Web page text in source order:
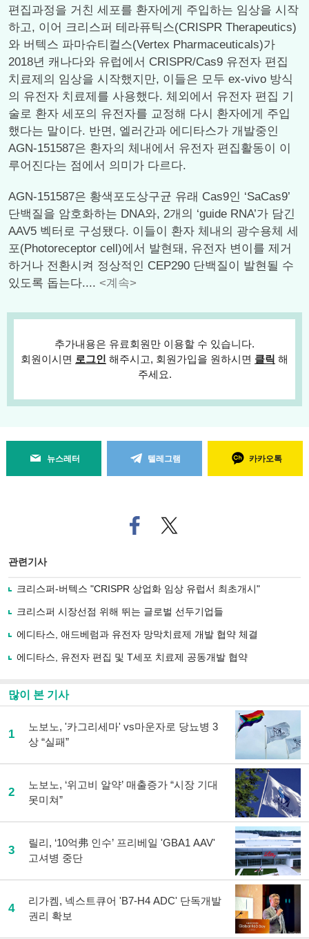
편집과정을 거친 세포를 환자에게 주입하는 임상을 시작
하고, 이어 크리스퍼 테라퓨틱스(CRISPR Therapeutics)
와 버텍스 파마슈티컬스(Vertex Pharmaceuticals)가
2018년 캐나다와 유럽에서 CRISPR/Cas9 유전자 편집
치료제의 임상을 시작했지만, 이들은 모두 ex-vivo 방식
의 유전자 치료제를 사용했다. 체외에서 유전자 편집 기
술로 환자 세포의 유전자를 교정해 다시 환자에게 주입
했다는 말이다. 반면, 엘러간과 에디타스가 개발중인
AGN-151587은 환자의 체내에서 유전자 편집활동이 이
루어진다는 점에서 의미가 다르다.
AGN-151587은 황색포도상구균 유래 Cas9인 ‘SaCas9’
단백질을 암호화하는 DNA와, 2개의 ‘guide RNA’가 담긴
AAV5 벡터로 구성됐다. 이들이 환자 체내의 광수용체 세
포(Photoreceptor cell)에서 발현돼, 유전자 변이를 제거
하거나 전환시켜 정상적인 CEP290 단백질이 발현될 수
있도록 돕는다.... <계속>
추가내용은 유료회원만 이용할 수 있습니다.
회원이시면 로그인 해주시고, 회원가입을 원하시면 클릭 해
주세요.
뉴스레터 텔레그램 카카오톡
페
이
로
기
사
유
기
트위
터로
관련기사
크리스퍼-버텍스 "CRISPR 상업화 임상 유럽서 최초개시"
크리스퍼 시장선점 위해 뛰는 글로벌 선두기업들
에디타스, 애드베럼과 유전자 망막치료제 개발 협약 체결
에디타스, 유전자 편집 및 T세포 치료제 공동개발 협약
많이 본 기사
1
노보노, '카그리세마' vs마운자로 당뇨병 3
상 “실패”
2
노보노, ‘위고비 알약’ 매출증가 “시장 기대
못미쳐”
3
릴리, ‘10억弗 인수’ 프리베일 'GBA1 AAV'
고셔병 중단
4
리가켐, 넥스트큐어 'B7-H4 ADC' 단독개발
권리 확보